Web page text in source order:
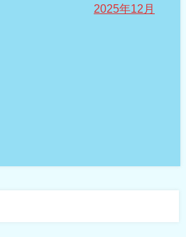
2025年12月